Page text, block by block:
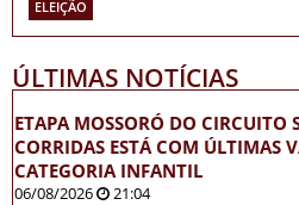
ELEIÇÃO
ÚLTIMAS NOTÍCIAS
ETAPA MOSSORÓ DO CIRCUITO
CORRIDAS ESTÁ COM ÚLTIMAS
CATEGORIA INFANTIL
06/08/2026 21:04